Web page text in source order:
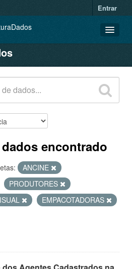
Entrar
encontrado
ANCINE
PRODUTORES
EMPACOTADORAS